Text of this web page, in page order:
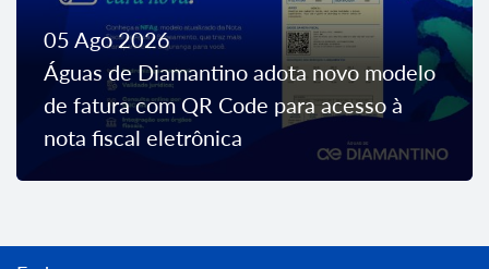
05 Ago 2026
Águas de Diamantino adota novo modelo
de fatura com QR Code para acesso à
nota fiscal eletrônica